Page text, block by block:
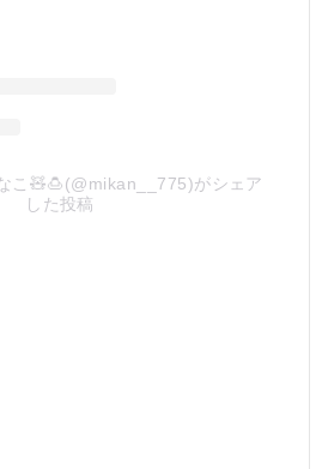
こ🧸🍮(@mikan__775)がシェア
した投稿